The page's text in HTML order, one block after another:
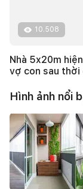
10.508
Nhà 5x20m
vợ con sau thời
Hình ảnh nổi